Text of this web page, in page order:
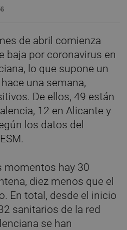
de abril comienza
baja por coronavirus en
lo que supone un
una semana,
De ellos, 49 están
12 en Alicante y
los datos del
momentos hay 30
diez menos que el
En total, desde el inicio
sanitarios de la red
se han